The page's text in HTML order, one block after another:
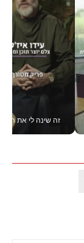
זה שינה לי את החיים: איך עידו איז'ק הופך את הסמארטפון לכלי צילום מקצועי_v